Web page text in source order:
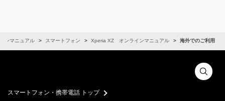
ンマニュアル スマートフォン Xperia XZ オンラインマニュアル 海外でのご利用
スマートフォン・携帯電話 トップ